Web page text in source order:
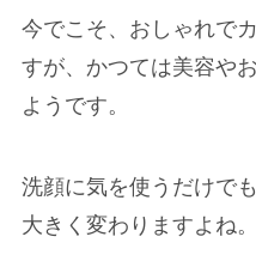
今でこそ、おしゃれで
すが、かつては美容や
ようです。
洗顔に気を使うだけで
大きく変わりますよね。